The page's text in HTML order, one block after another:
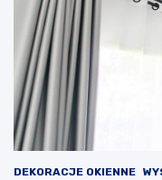
DEKORACJE OKIENNE